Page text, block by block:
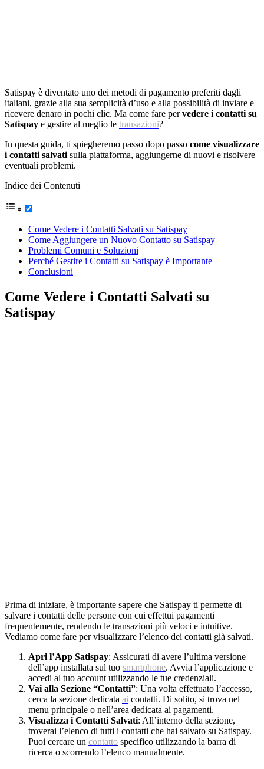
Satispay è diventato uno dei metodi di pagamento preferiti dagli
italiani, grazie alla sua semplicità d’uso e alla possibilità di inviare e
ricevere denaro in pochi clic. Ma come fare pervedere i contatti su
Satispay e gestire al meglio le transazioni?
In questa guida, ti spiegheremo passo dopo passo come visualizzare
i contatti salvati sulla piattaforma, aggiungerne di nuovi e risolvere
eventuali problemi.
Indice dei Contenuti
Come Vedere i Contatti Salvati su Satispay
Come Aggiungere un Nuovo Contatto su Satispay
Problemi Comuni e Soluzioni
Perché Gestire i Contatti su Satispay è Importante
Conclusioni
Come Vedere i Contatti Salvati su
Satispay
Prima di iniziare, è importante sapere che Satispay ti permette di
salvare i contatti delle persone con cui effettui pagamenti
frequentemente, rendendo le transazioni più veloci e intuitive.
Vediamo come fare per visualizzare l’elenco dei contatti già salvati.
Apri l’App Satispay: Assicurati di avere l’ultima versione
dell’app installata sul tuo smartphone. Avvia l’applicazione e
accedi al tuo account utilizzando le tue credenziali.
Vai alla Sezione “Contatti”: Una volta effettuato l’accesso,
cerca la sezione dedicata ai contatti. Di solito, si trova nel
menu principale o nell’area dedicata ai pagamenti.
Visualizza i Contatti Salvati: All’interno della sezione,
troverai l’elenco di tutti i contatti che hai salvato su Satispay.
Puoi cercare un contatto specifico utilizzando la barra di
ricerca o scorrendo l’elenco manualmente.